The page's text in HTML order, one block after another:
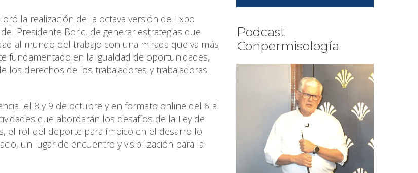
la realización de la octava versión de Expo
Presidente Boric, de generar estrategias que
al mundo del trabajo con una mirada que va más
fundamentado en la igualdad de oportunidades,
los derechos de los trabajadores y trabajadoras
el 8 y 9 de octubre y en formato online del 6 al
que abordarán los desafíos de la Ley de
el rol del deporte paralímpico en el desarrollo
un lugar de encuentro y visibilización para la
Podcast
Conpermisología